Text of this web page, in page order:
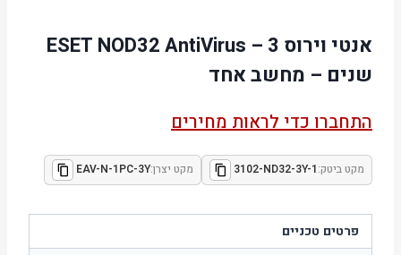
אנטי וירוס ESET NOD32 AntiVirus – 3
שנים – מחשב אחד
התחברו כדי לראות מחירים
מקט ביטק:3102-ND32-3Y-1 מקט יצרן:EAV-N-1PC-3Y
פרטים טכניים